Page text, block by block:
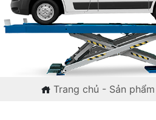
Trang chủ - Sản phẩm